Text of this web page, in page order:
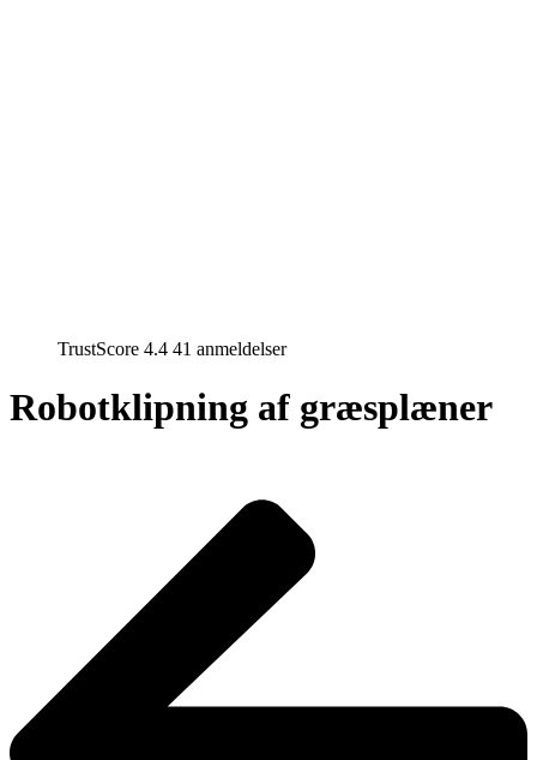
TrustScore 4.4 41 anmeldelser
Robotklipning af græsplæner